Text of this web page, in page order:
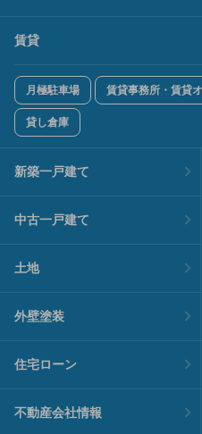
賃貸
月極駐車場 賃貸事務所・賃貸
貸し倉庫
新築一戸建て
中古一戸建て
土地
外壁塗装
住宅ローン
不動産会社情報